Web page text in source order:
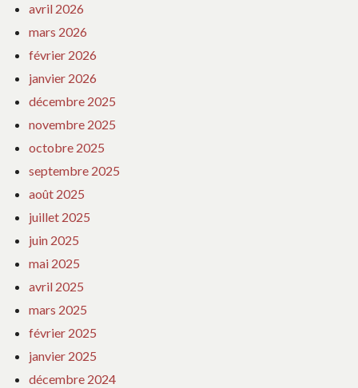
avril 2026
mars 2026
février 2026
janvier 2026
décembre 2025
novembre 2025
octobre 2025
septembre 2025
août 2025
juillet 2025
juin 2025
mai 2025
avril 2025
mars 2025
février 2025
janvier 2025
décembre 2024